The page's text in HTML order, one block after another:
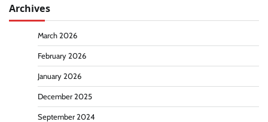
Archives
March 2026
February 2026
January 2026
December 2025
September 2024